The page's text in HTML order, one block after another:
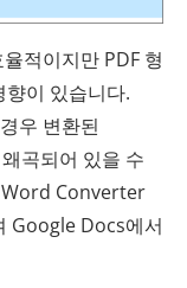
적이지만 PDF 형
이 있습니다.
우 변환된
곡되어 있을 수
Converter
Google Docs에서